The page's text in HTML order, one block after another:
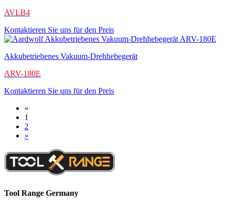
AVLB4
Kontaktieren Sie uns für den Preis
Akkubetriebenes Vakuum-Drehhebegerät
ARV-180E
Kontaktieren Sie uns für den Preis
«
1
2
»
Tool Range Germany